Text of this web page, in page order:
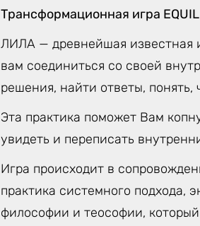
Трансформационная игра
ЛИЛА — древнейшая известная
вам соединиться со своей
решения, найти ответы, понять,
Эта практика поможет Вам
увидеть и переписать
Игра происходит в
практика системного подхода,
философии и теософии,